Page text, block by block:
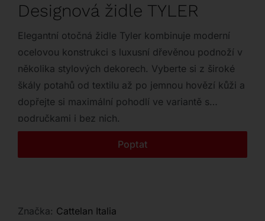
Katalog
Značky
Outlet
Kontakt
Designová židle TYLER
Elegantní otočná židle Tyler kombinuje moderní
ocelovou konstrukci s luxusní dřevěnou podnoží v
několika stylových dekorech. Vyberte si z široké
škály potahů od textilu až po jemnou hovězí kůži a
dopřejte si maximální pohodlí ve variantě s
područkami i bez nich.
Poptat
Značka: Cattelan Italia